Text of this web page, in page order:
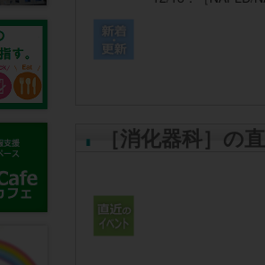
［消化器科］の